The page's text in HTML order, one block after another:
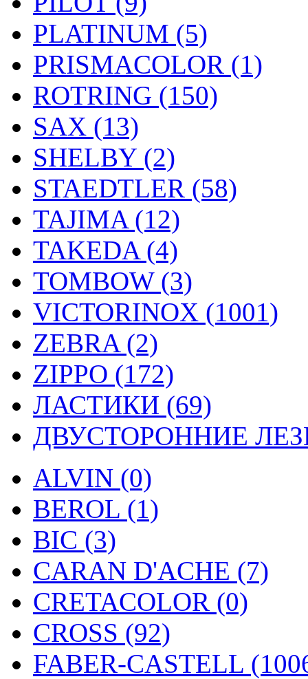
PLATINUM (5)
PRISMACOLOR (1)
ROTRING (150)
SAX (13)
SHELBY (2)
STAEDTLER (58)
TAJIMA (12)
TAKEDA (4)
TOMBOW (3)
VICTORINOX (1001)
ZEBRA (2)
ZIPPO (172)
ЛАСТИКИ (69)
ДВУСТОРОННИЕ
ALVIN (0)
BEROL (1)
BIC (3)
CARAN D'ACHE (7)
CRETACOLOR (0)
CROSS (92)
FABER-CASTELL